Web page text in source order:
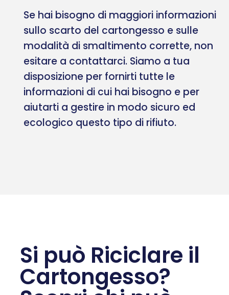
Se hai bisogno di maggiori informazioni
sullo scarto del cartongesso e sulle
modalità di smaltimento corrette, non
esitare a contattarci. Siamo a tua
disposizione per fornirti tutte le
informazioni di cui hai bisogno e per
aiutarti a gestire in modo sicuro ed
ecologico questo tipo di rifiuto.
Si può Riciclare il
Cartongesso?